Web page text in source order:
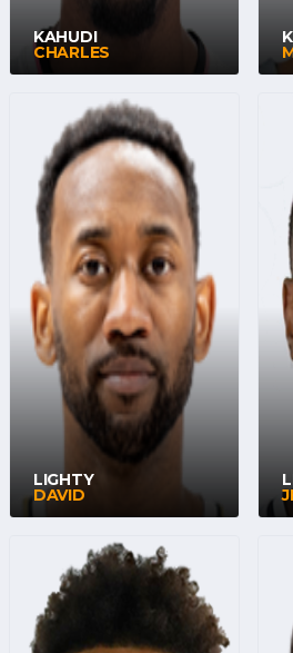
KAHUDI
CHARLES
LIGHTY
DAVID